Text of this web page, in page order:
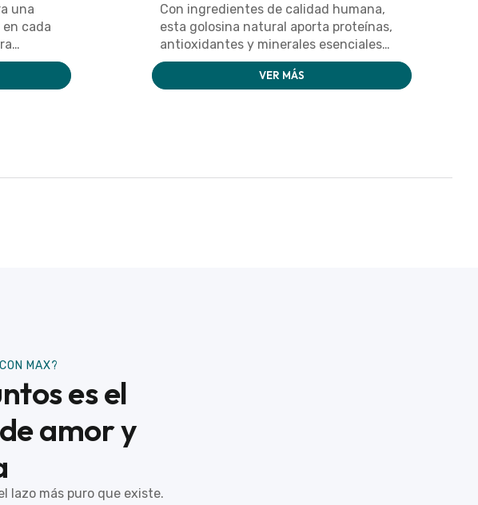
una
cada
Con ingredientes de calidad humana,
esta golosina natural aporta proteínas,
antioxidantes y minerales esenciales
para su bienestar.
VER MÁS
MAX?
es el
amor y
lazo más puro que existe.